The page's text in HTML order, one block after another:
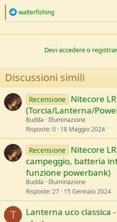
R
c
s
:
walterfishing
Devi accedere o
Discussioni simili
Recensione
Nitecore
(Torcia/Lanterna/
Budda Illuminazione
Risposte 0 18 Maggio 2024
Recensione
Nitecore
campeggio, batteria
funzione powerbank)
Budda Illuminazione
Risposte 27 15 Gennaio 2024
T
Lanterna uco classica